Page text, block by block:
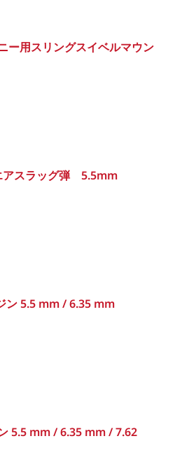
ー用スリングスイベルマウン
アスラッグ弾 5.5mm
ン 5.5 mm / 6.35 mm
5.5 mm / 6.35 mm / 7.62